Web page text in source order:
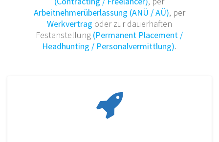
Arbeitnehmerüberlassung (ANÜ / AÜ), per
Werkvertrag oder zur dauerhaften
Festanstellung (Permanent Placement /
Headhunting / Personalvermittlung).